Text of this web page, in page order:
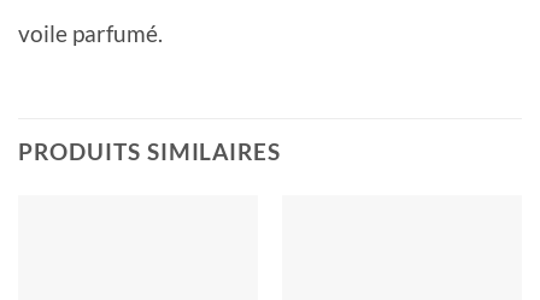
voile parfumé.
PRODUITS SIMILAIRES